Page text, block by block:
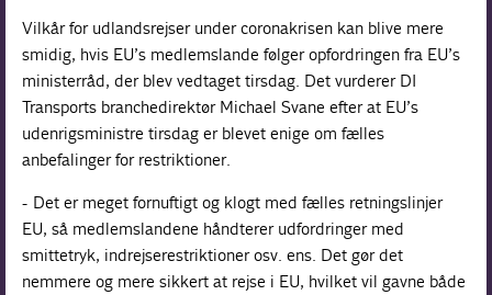
Vilkår for udlandsrejser under coronakrisen kan blive mere
smidig, hvis EU’s medlemslande følger opfordringen fra EU’s
ministerråd, der blev vedtaget tirsdag. Det vurderer DI
Transports branchedirektør Michael Svane efter at EU’s
udenrigsministre tirsdag er blevet enige om fælles
anbefalinger for restriktioner.
- Det er meget fornuftigt og klogt med fælles retningslinjer
EU, så medlemslandene håndterer udfordringer med
smittetryk, indrejserestriktioner osv. ens. Det gør det
nemmere og mere sikkert at rejse i EU, hvilket vil gavne både